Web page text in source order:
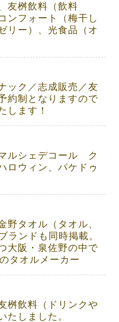
友桝飲料（飲料
ンフォート（梅干し
リー）、光食品（オ
ック／志成販売／友
約制となりますので
します！
ルシェデコール ク
ロウィン、パケドゥ
野タオル（タオル、
ンドも同時掲載。
大阪・泉佐野の中で
タオルメーカー
桝飲料（ドリンクや
たしました。